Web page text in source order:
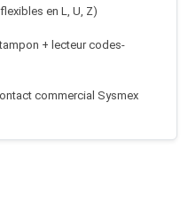
en L, U, Z)
+ lecteur codes-
commercial Sysmex